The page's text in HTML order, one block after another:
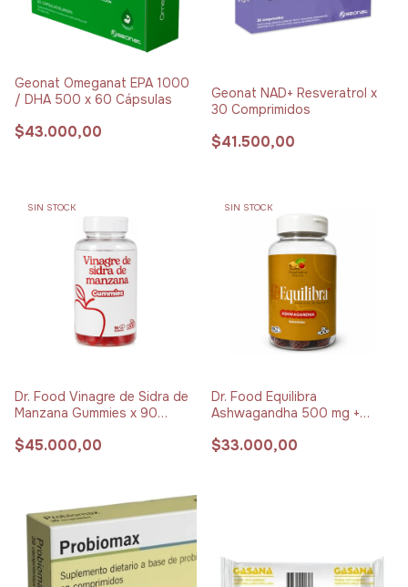
Geonat Omeganat EPA 1000
/ DHA 500 x 60 Cápsulas
$43.000,00
Geonat NAD+ Resveratrol x
30 Comprimidos
$41.500,00
SIN STOCK
Dr. Food Vinagre de Sidra de
Manzana Gummies x 90
$45.000,00
SIN STOCK
Dr. Food Equilibra
Ashwagandha 500 mg +
unidades
$33.000,00